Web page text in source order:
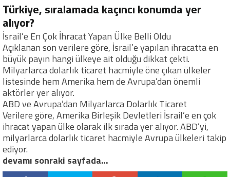
Türkiye, sıralamada kaçıncı konumda yer
alıyor?
İsrail’e En Çok İhracat Yapan Ülke Belli Oldu
Açıklanan son verilere göre, İsrail’e yapılan ihracatta en
büyük payın hangi ülkeye ait olduğu dikkat çekti.
Milyarlarca dolarlık ticaret hacmiyle öne çıkan ülkeler
listesinde hem Amerika hem de Avrupa’dan önemli
aktörler yer alıyor.
ABD ve Avrupa’dan Milyarlarca Dolarlık Ticaret
Verilere göre, Amerika Birleşik Devletleri İsrail’e en çok
ihracat yapan ülke olarak ilk sırada yer alıyor. ABD’yi,
milyarlarca dolarlık ticaret hacmiyle Avrupa ülkeleri takip
ediyor.
devamı sonraki sayfada…